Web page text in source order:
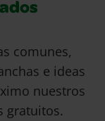
comunes,
e ideas
nuestros
gratuitos.